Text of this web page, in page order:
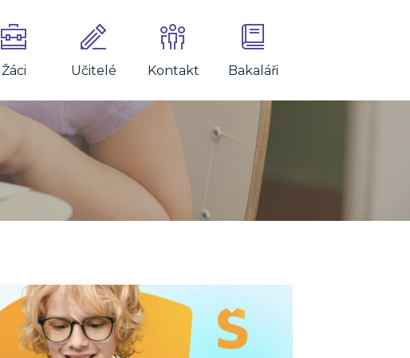
Žáci Učitelé Kontakt Bakaláři